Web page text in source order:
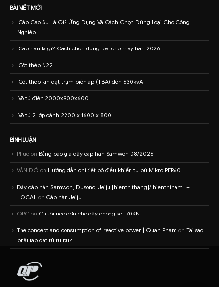
BÀI VIẾT MỚI
Cáp Cao Su Là Gì? Ứng Dụng Và Cách Chọn Đúng Loại Cho Công
Nghiệp
Cáp hàn là gì? Cách chọn đúng loại cho máy hàn 2026
Cột thép N22
Cột thép kín đặt trạm biến áp (TBA) đến 630kvA
Vỏ tủ điện 2000x900x600
Vỏ tủ 2 lớp cánh 2200 x 1600 x 800
BÌNH LUẬN
Phúc on Bảng báo giá dây cáp hàn Samwon 08/2026
VĂN ĐỎ on Hướng dẫn chi tiết bộ điều khiển tụ bù Mikro PFR60
Dây cáp hàn Samwon, Dusonc, Jeiju [hienthithang]/[hienthinam] –
LOCAL on Cáp hàn Jeiju
QPC on Chuỗi néo đơn cho dây chống sét 70KN
The concept and consumption of reactive power | Quan Pham on Tại sao
phải lắp đặt tủ tụ bù?